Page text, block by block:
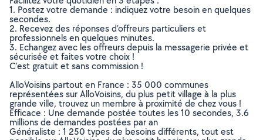
1. Postez votre demande : indiquez votre besoin en quelques
secondes.
2. Recevez des réponses d’offreurs particuliers et
professionnels en quelques minutes.
3. Echangez avec les offreurs depuis la messagerie privée et
sécurisée et faites votre choix !
C’est gratuit et sans commission !
AlloVoisins partout en France : 35 000 communes
représentées sur AlloVoisins, du plus petit village à la plus
grande ville, trouvez un membre à proximité de chez vous !
Efficace : Une demande postée toutes les 10 secondes, 3.6
millions de demandes postées par an
Généraliste : 1 250 types de besoins différents, tout est